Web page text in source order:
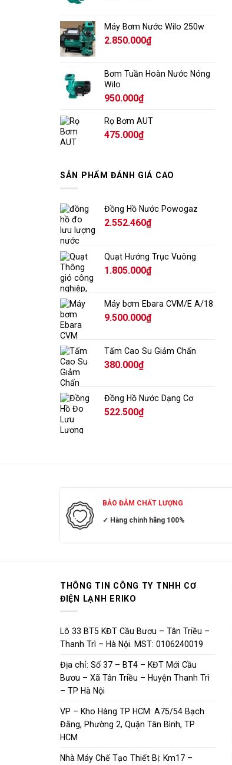
Máy Bơm Nước Wilo 250w
2.850.000₫
Bơm Tuần Hoàn Nước Nóng
Wilo
950.000₫
Rọ Bơm AUT
475.000₫
SẢN PHẨM ĐÁNH GIÁ CAO
Đồng Hồ Nước Powogaz
2.552.460₫
Quạt Hướng Trục Vuông
1.805.000₫
Máy bơm Ebara CVM/E A/18
9.500.000₫
Tấm Cao Su Giảm Chấn
380.000₫
Đồng Hồ Nước Dạng Cơ
522.500₫
BẢO ĐẢM CHẤT LƯỢNG
✓ Hàng chính hãng 100%
THÔNG TIN CÔNG TY TNHH CƠ
ĐIỆN LẠNH ERIKO
Lô 33 BT5 KĐT Cầu Bươu – Tân Triều –
Thanh Trì – Hà Nội. MST: 0106240019
Địa chỉ: Số 37 – BT4 – KĐT Mới Cầu
Bươu – Xã Tân Triều – Huyện Thanh Trì
– TP Hà Nội
VP – Kho Hàng TP HCM: A75/54 Bạch
Đằng, Phường 2, Quận Tân Bình, TP
HCM
Nhà Máy Chế Tạo Thiết Bị: Km17 –